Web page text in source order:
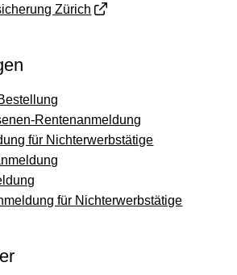
Zürich
Rentenanmeldung
für Nichterwerbstätige
für Nichterwerbstätige